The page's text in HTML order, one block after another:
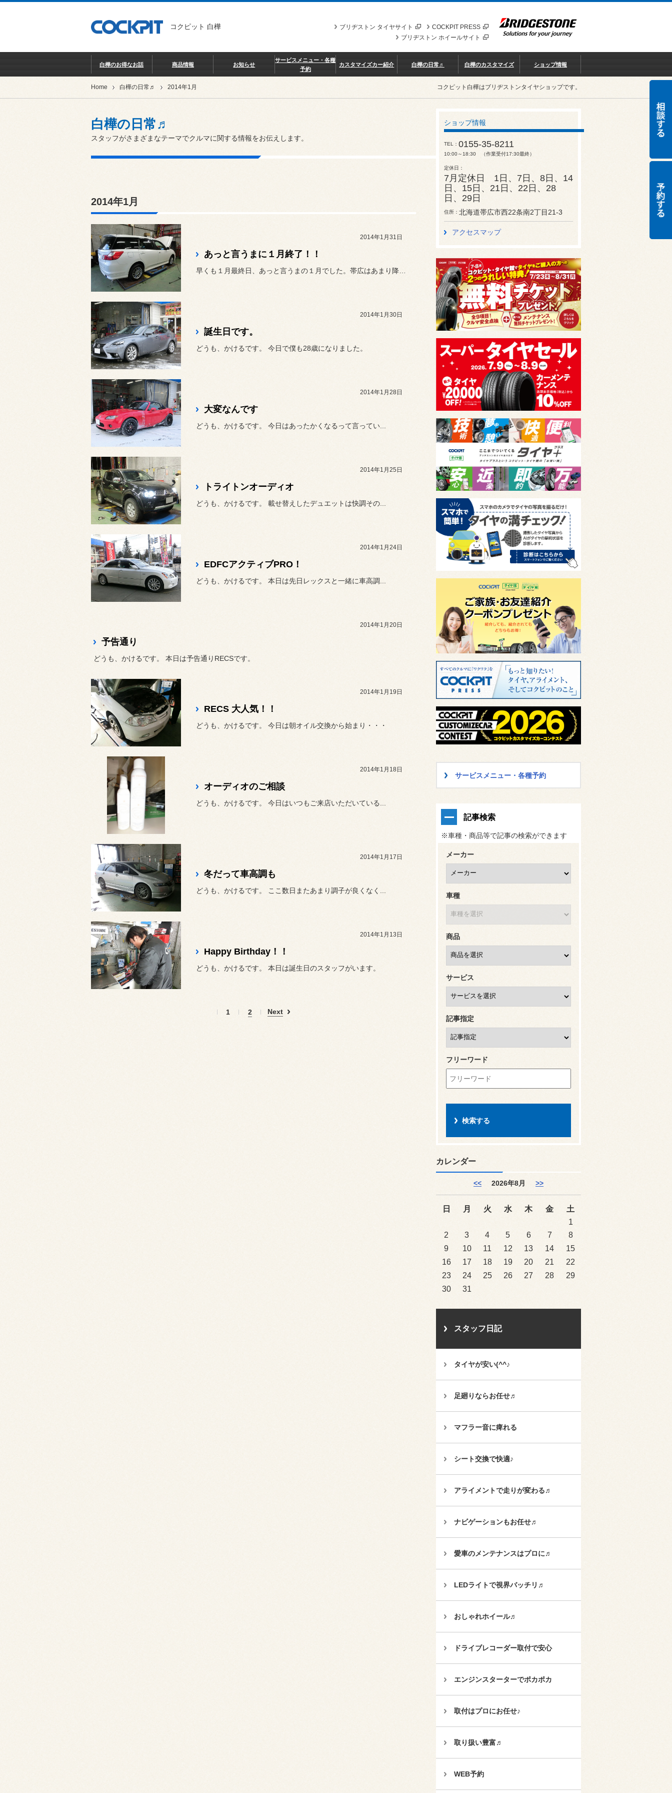
コクピット 白樺 COCKPIT PRESS
ブリヂストン タイヤサイト
ブリヂストン ホイールサイト
白樺のお得なお話 商品情報 お知らせ
サービスメニュー・各種
予約
カスタマイズカー紹介 白樺の日常♬ 白樺のカスタマイズ ショップ情報
Home 白樺の日常♬ 2014年1月 コクピット白樺はブリヂストンタイヤショップです。
白樺の日常♬
スタッフがさまざまなテーマでクルマに関する情報をお伝えします。
2014年1月
2014年1月31日
あっと言うまに１月終了！！
2014年1月30日
誕生日です。
どうも、かけるです。 今日で僕も28歳になりました。
2014年1月28日
大変なんです
どうも、かけるです。 今日はあったかくなるって言ってい...
2014年1月25日
トライトンオーディオ
どうも、かけるです。 載せ替えしたデュエットは快調その...
2014年1月24日
EDFCアクティブPRO！
どうも、かけるです。 本日は先日レックスと一緒に車高調...
2014年1月20日
予告通り
どうも、かけるです。 本日は予告通りRECSです。
2014年1月19日
RECS 大人気！！
どうも、かけるです。 今日は朝オイル交換から始まり・・・
2014年1月18日
オーディオのご相談
どうも、かけるです。 今日はいつもご来店いただいている...
2014年1月17日
冬だって車高調も
どうも、かけるです。 ここ数日またあまり調子が良くなく...
2014年1月13日
Happy Birthday！！
どうも、かけるです。 本日は誕生日のスタッフがいます。
1 2 Next
ショップ情報
TEL 0155-35-8211
10:00～18:30 （作業受付17:30最終）
定休日
7月定休日 1日、7日、8日、14
日、15日、21日、22日、28
日、29日
住所 北海道帯広市西22条南2丁目21-3
アクセスマップ
サービスメニュー・各種予約
記事検索
※車種・商品等で記事の検索ができます
メーカー
車種
商品
サービス
記事指定
フリーワード
カレンダー
<< 2026年8月 >>
日 月 火 水 木 金
土
1
2
3 4 5 6 7
8
9
10 11 12 13 14
15
16
17 18 19 20 21
22
23
24 25 26 27 28
29
30
31
スタッフ日記
タイヤが安い(^^♪
足廻りならお任せ♬
マフラー音に痺れる
シート交換で快適♪
アライメントで走りが変わる♬
ナビゲーションもお任せ♬
愛車のメンテナンスはプロに♬
LEDライトで視界バッチリ♬
おしゃれホイール♬
ドライブレコーダー取付で安心
エンジンスターターでポカポカ
取付はプロにお任せ♪
取り扱い豊富♬
WEB予約